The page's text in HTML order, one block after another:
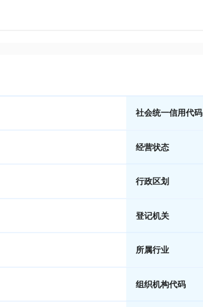
社会统一信用代码
经营状态
行政区划
登记机关
所属行业
组织机构代码